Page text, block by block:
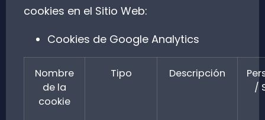
cookies en el Sitio Web:
Cookies de Google Analytics
Nombre
de la
cookie
Tipo Descripción
/